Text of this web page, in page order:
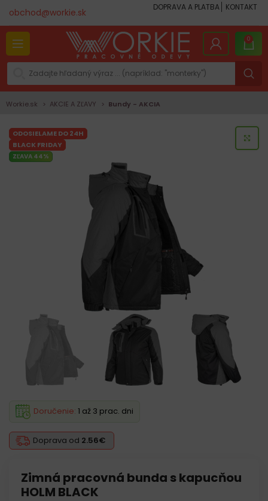
obchod@workie.sk DOPRAVA A PLATBA KONTAKT
0
Workie.sk AKCIE A ZĽAVY Bundy - AKCIA
ODOSIELAME DO 24H
BLACK FRIDAY
ZĽAVA 44%
Zimná pracovná bunda s kapucňou
HOLM BLACK
Doprava od 2.56€
Doručenie: 1 až 3 prac. dni